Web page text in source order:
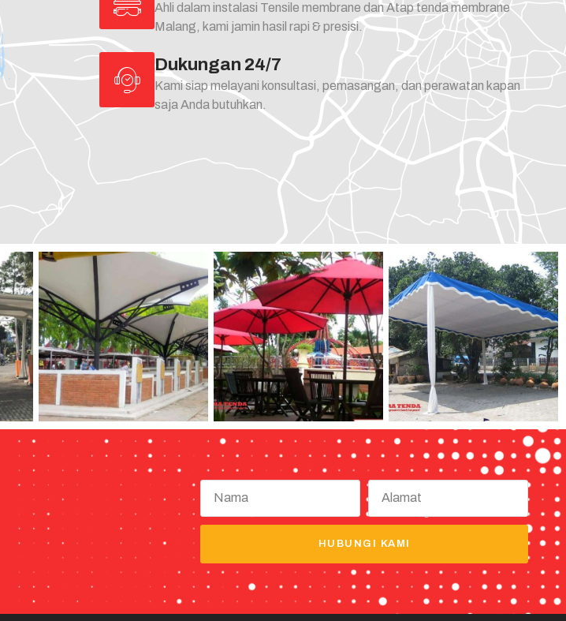
Ahli dalam instalasi Tensile membrane dan Atap tenda membrane
Malang, kami jamin hasil rapi & presisi.
Dukungan 24/7
Kami siap melayani konsultasi, pemasangan, dan perawatan kapan
saja Anda butuhkan.
HUBUNGI KAMI